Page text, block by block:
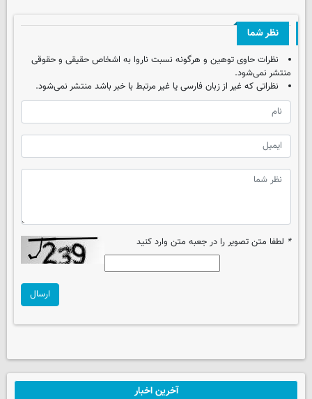
نظر شما
نظرات حاوی توهین و هرگونه نسبت ناروا به اشخاص حقیقی و حقوقی
منتشر نمی‌شود.
نظراتی که غیر از زبان فارسی یا غیر مرتبط با خبر باشد منتشر نمی‌شود.
* لطفا متن تصویر را در جعبه متن وارد کنید
ارسال
آخرین اخبار